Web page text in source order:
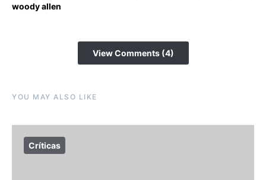
woody allen
View Comments (4)
YOU MAY ALSO LIKE
Críticas